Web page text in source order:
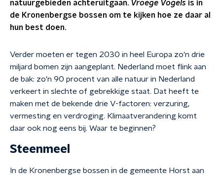
natuurgebieden achteruitgaan. Vroege Vogels is in
de Kronenbergse bossen om te kijken hoe ze daar al
hun best doen.
Verder moeten er tegen 2030 in heel Europa zo'n drie
miljard bomen zijn aangeplant. Nederland moet flink aan
de bak: zo'n 90 procent van alle natuur in Nederland
verkeert in slechte of gebrekkige staat. Dat heeft te
maken met de bekende drie V-factoren: verzuring,
vermesting en verdroging. Klimaatverandering komt
daar ook nog eens bij. Waar te beginnen?
Steenmeel
In de Kronenbergse bossen in de gemeente Horst aan